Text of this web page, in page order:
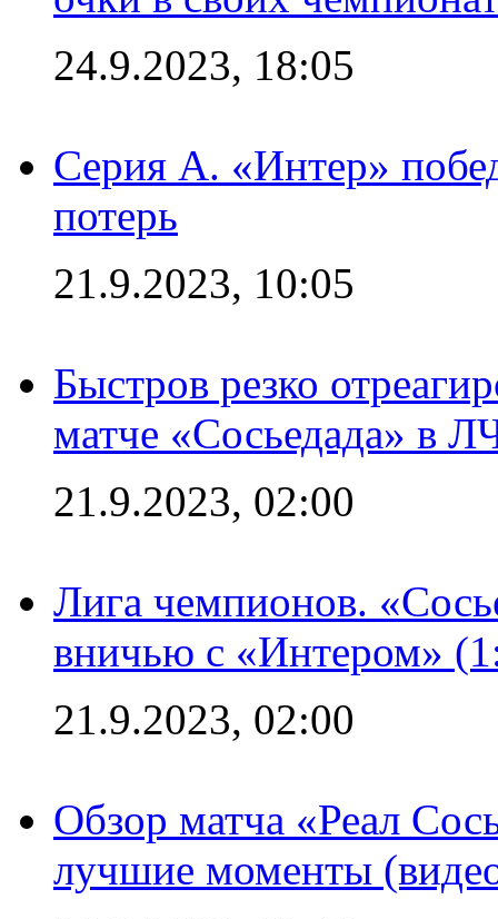
24.9.2023, 18:05
Серия А. «Интер»
потерь
21.9.2023, 10:05
Быстров резко
матче «Сосьедада» в
21.9.2023, 02:00
Лига чемпионов.
вничью с «Интером»
21.9.2023, 02:00
Обзор матча «Реал
лучшие моменты